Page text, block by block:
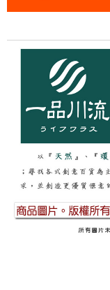
４．使用「AFTEE先享
恩沛科技股份有限公司